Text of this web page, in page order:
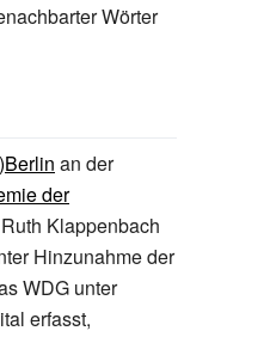
Wörter
an der
der
Ruth Klappenbach
Hinzunahme der
WDG unter
erfasst,